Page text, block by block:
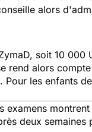
alors
soit 10 000
rend alors
les enfants
examens
deux semaines